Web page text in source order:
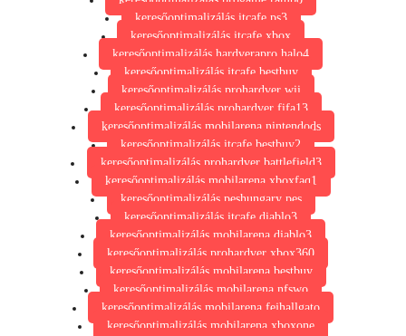
keresőoptimalizálás itcafe ps3
keresőoptimalizálás itcafe xbox
keresőoptimalizálás hardverapro halo4
keresőoptimalizálás itcafe bestbuy
keresőoptimalizálás prohardver wii
keresőoptimalizálás prohardver fifa13
keresőoptimalizálás mobilarena nintendods
keresőoptimalizálás itcafe bestbuy2
keresőoptimalizálás prohardver battlefield3
keresőoptimalizálás mobilarena xboxfaq1
keresőoptimalizálás peshungary pes
keresőoptimalizálás itcafe diablo3
keresőoptimalizálás mobilarena diablo3
keresőoptimalizálás prohardver xbox360
keresőoptimalizálás mobilarena bestbuy
keresőoptimalizálás mobilarena nfswo
keresőoptimalizálás mobilarena fejhallgato
keresőoptimalizálás mobilarena xboxone